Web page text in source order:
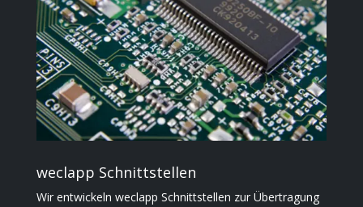
weclapp Schnittstellen
Wir entwickeln weclapp Schnittstellen zur Übertragung